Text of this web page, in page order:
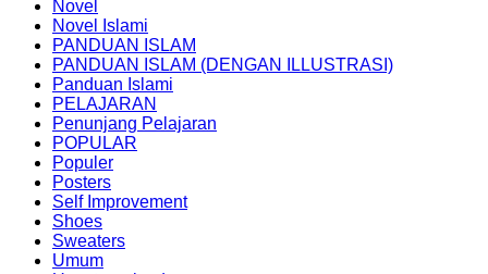
Novel
Novel Islami
PANDUAN ISLAM
PANDUAN ISLAM (DENGAN ILLUSTRASI)
Panduan Islami
PELAJARAN
Penunjang Pelajaran
POPULAR
Populer
Posters
Self Improvement
Shoes
Sweaters
Umum